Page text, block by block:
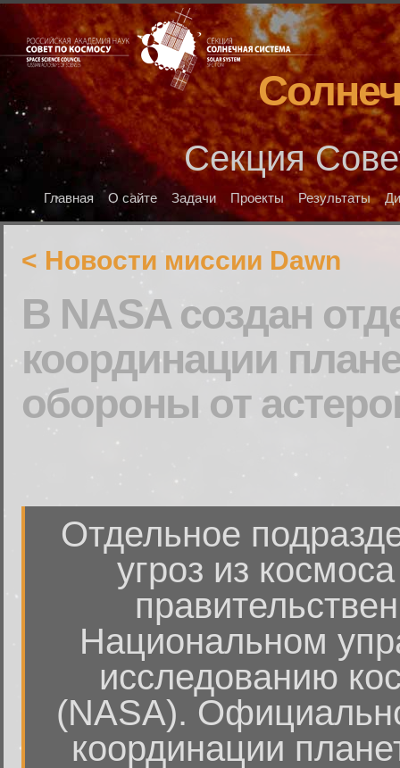
Секция
Главная О сайте Задачи Проекты Результаты
< Новости миссии Dawn
В NASA создан
координации
обороны от
Отдельное
угроз из
Национальном
исследованию
(NASA).
координации